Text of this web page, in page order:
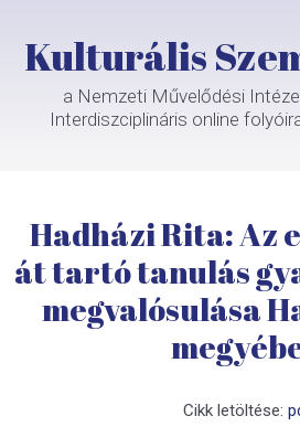
Kulturális
a Nemzeti Művelődési
Interdiszciplináris online
Hadházi Rita: Az
át tartó tanulás
megvalósulása
Cikk letöltése: